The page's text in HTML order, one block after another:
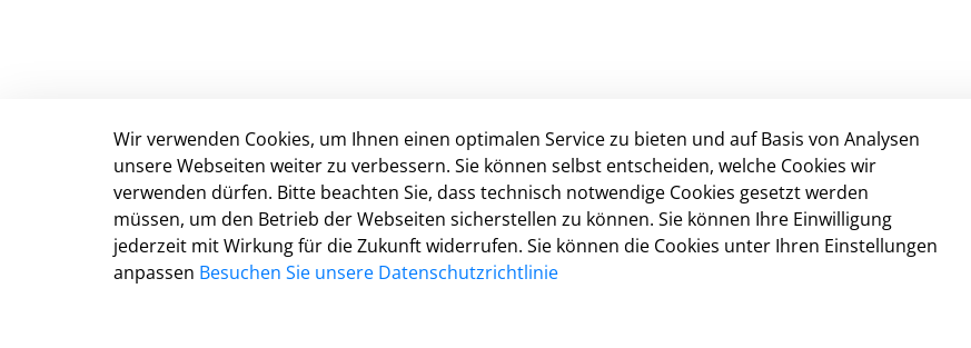
Stadt Detmold
Marktplatz 5
D-32756 Detmold
Tel.: 05231 977 0
Fax: 05231 977 299
Nicht gefunden, was Sie gesucht haben?
Dann schreiben Sie uns:
digitales@detmold.de
Wir verwenden Cookies, um Ihnen einen optimalen Service zu bieten und auf Basis von Analysen
unsere Webseiten weiter zu verbessern. Sie können selbst entscheiden, welche Cookies wir
verwenden dürfen. Bitte beachten Sie, dass technisch notwendige Cookies gesetzt werden
müssen, um den Betrieb der Webseiten sicherstellen zu können. Sie können Ihre Einwilligung
jederzeit mit Wirkung für die Zukunft widerrufen. Sie können die Cookies unter Ihren Einstellungen
anpassen Besuchen Sie unsere Datenschutzrichtlinie